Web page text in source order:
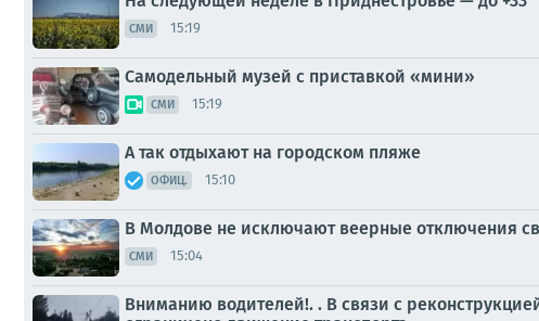
СМИ 15:19
Самодельный музей с приставкой «мини»
СМИ 15:19
А так отдыхают на городском пляже
ОФИЦ. 15:10
В Молдове не исключают веерные отключения
СМИ 15:04
Вниманию водителей!. . В связи с